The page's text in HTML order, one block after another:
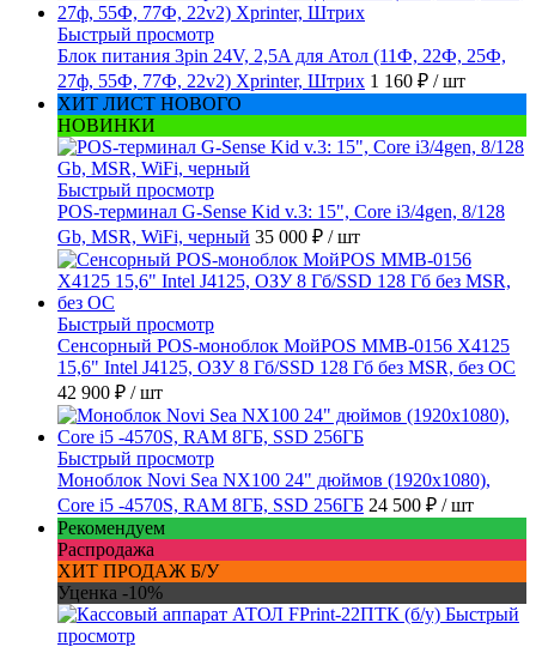
Быстрый просмотр
Блок питания 3pin 24V, 2,5A для Атол (11Ф, 22Ф, 25Ф,
27ф, 55Ф, 77Ф, 22v2) Xprinter, Штрих 1 160 ₽ / шт
ХИТ ЛИСТ НОВОГО
НОВИНКИ
Быстрый просмотр
POS-терминал G-Sense Kid v.3: 15", Core i3/4gen, 8/128
Gb, MSR, WiFi, черный 35 000 ₽ / шт
Быстрый просмотр
Сенсорный POS-моноблок МойPOS MMB-0156 X4125
15,6" Intel J4125, ОЗУ 8 Гб/SSD 128 Гб без MSR, без ОС
42 900 ₽ / шт
Быстрый просмотр
Моноблок Novi Sea NX100 24" дюймов (1920x1080),
Core i5 -4570S, RAM 8ГБ, SSD 256ГБ 24 500 ₽ / шт
Рекомендуем
Распродажа
ХИТ ПРОДАЖ Б/У
Уценка -10%
Быстрый
просмотр